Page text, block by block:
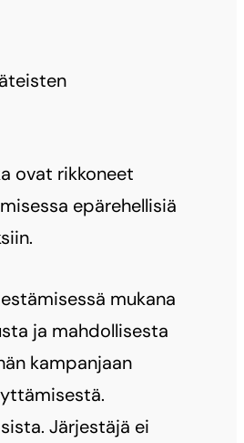
ovat rikkoneet
epärehellisiä
mukana
ja mahdollisesta
kampanjaan
Järjestäjä ei